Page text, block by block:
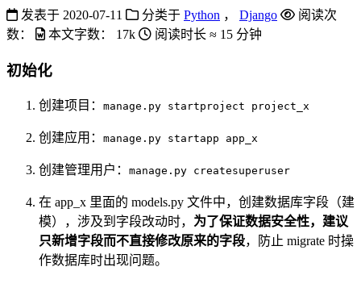
发表于 2020-07-11 分类于 Python ， Django
阅读次
数：
本文字数： 17k 阅读时长 ≈ 15 分钟
初始化
创建项目： manage.py startproject project_x
创建应用： manage.py startapp app_x
创建管理用户： manage.py createsuperuser
在 app_x 里面的 models.py 文件中，创建数据库字段（建
模），涉及到字段改动时， 为了保证数据安全性，建议
只新增字段而不直接修改原来的字段，防止 migrate 时操
作数据库时出现问题。